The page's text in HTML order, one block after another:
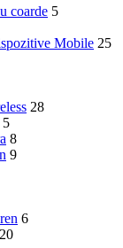
coarde 5
Mobile 25
28
5
8
9
6
20